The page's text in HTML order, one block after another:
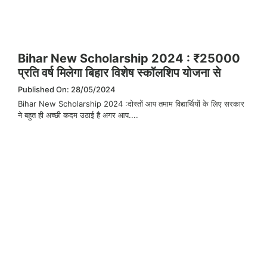
Bihar New Scholarship 2024 : ₹25000
प्रति वर्ष मिलेगा बिहार विशेष स्कॉलशिप योजना से
Published On: 28/05/2024
Bihar New Scholarship 2024 :दोस्तों आप तमाम विद्यार्थियों के लिए सरकार
ने बहुत ही अच्छी कदम उठाई है अगर आप....